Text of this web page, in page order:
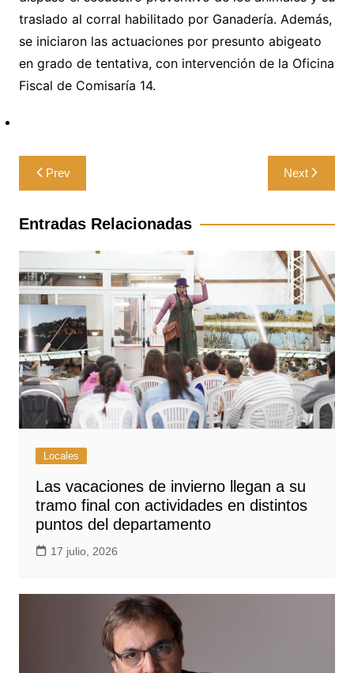
traslado al corral habilitado por Ganadería. Además,
se iniciaron las actuaciones por presunto abigeato
en grado de tentativa, con intervención de la Oficina
Fiscal de Comisaría 14.
Navegación
de
entradas
Prev Next
Entradas Relacionadas
Locales
Las vacaciones de invierno llegan a su
tramo final con actividades en distintos
puntos del departamento
17 julio, 2026